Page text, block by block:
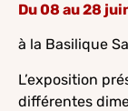
Du 08 au 28
à la Basilique
L’exposition
différentes